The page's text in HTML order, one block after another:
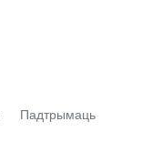
Падтрымаць